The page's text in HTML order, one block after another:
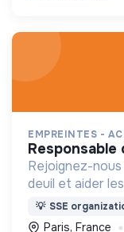
EMPREINTES -
Rejoignez-
deuil et aider
💡 SSE
Paris, France